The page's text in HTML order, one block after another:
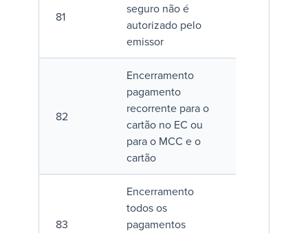
81
seguro não é
autorizado pelo
emissor
82
Encerramento
pagamento
recorrente para o
cartão no EC ou
para o MCC e o
cartão
83
Encerramento
todos os
pagamentos